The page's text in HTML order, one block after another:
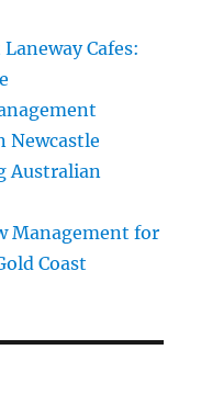
Cafes:
Newcastle
Australian
Management for
Coast